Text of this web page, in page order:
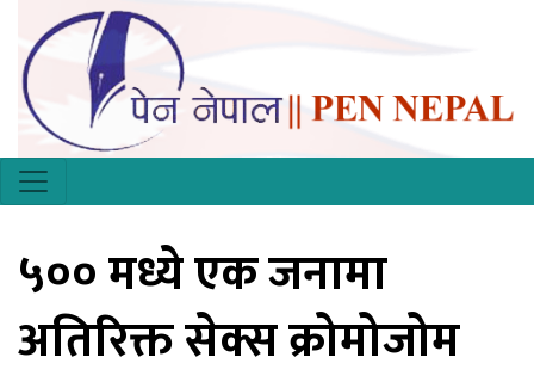
५०० मध्ये एक जनामा
अतिरिक्त सेक्स क्रोमोजोम